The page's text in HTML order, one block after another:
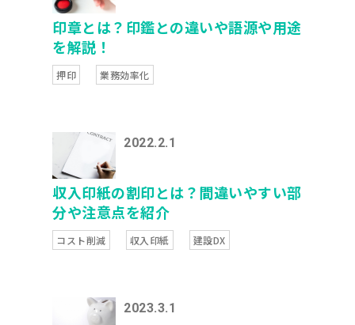
印章とは？印鑑との違いや語源や用途
を解説！
押印 業務効率化
2022.2.1
収入印紙の割印とは？間違いやすい部
分や注意点を紹介
コスト削減 収入印紙 建設DX
2023.3.1